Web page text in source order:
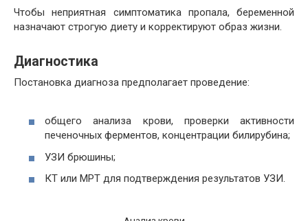
Чтобы неприятная симптоматика пропала, беременной
назначают строгую диету и корректируют образ жизни.
Диагностика
Постановка диагноза предполагает проведение:
общего анализа крови, проверки активности
печеночных ферментов, концентрации билирубина;
УЗИ брюшины;
КТ или МРТ для подтверждения результатов УЗИ.